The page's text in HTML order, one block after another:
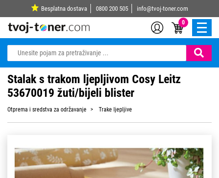
Besplatna dostava 0800 200 505 info@tvoj-toner.com
0
Stalak s trakom ljepljivom Cosy Leitz
53670019 žuti/bijeli blister
Otprema i sredstva za održavanje Trake ljepljive